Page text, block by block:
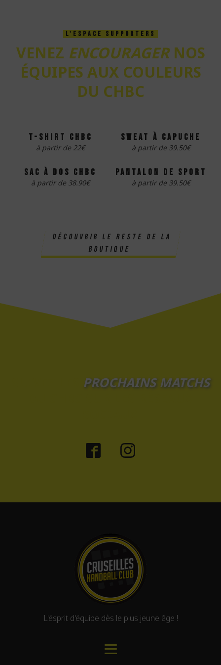
L'ESPACE SUPPORTERS
VENEZ ENCOURAGERNOS
ÉQUIPES AUX COULEURS
DU CHBC
t-shirt chbc
à partir de 22€
sweat à capuche
à partir de 39.50€
sac à dos chbc
à partir de 38.90€
pantalon de sport
à partir de 39.50€
découvrir le reste de la
boutique
PROCHAINS MATCHS
L'ésprit d'équipe dès le plus jeune âge !